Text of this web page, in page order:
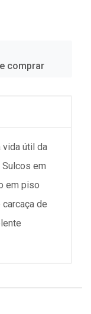
comprar
vida útil da
em
em piso
de